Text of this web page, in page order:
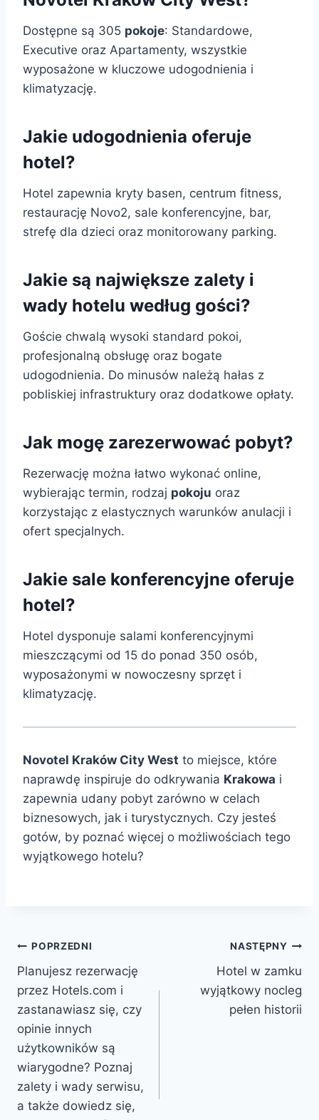
Dostępne są 305 pokoje: Standardowe,
Executive oraz Apartamenty, wszystkie
wyposażone w kluczowe udogodnienia i
klimatyzację.
Jakie udogodnienia oferuje
hotel?
Hotel zapewnia kryty basen, centrum fitness,
restaurację Novo2, sale konferencyjne, bar,
strefę dla dzieci oraz monitorowany parking.
Jakie są największe zalety i
wady hotelu według gości?
Goście chwalą wysoki standard pokoi,
profesjonalną obsługę oraz bogate
udogodnienia. Do minusów należą hałas z
pobliskiej infrastruktury oraz dodatkowe opłaty.
Jak mogę zarezerwować pobyt?
Rezerwację można łatwo wykonać online,
wybierając termin, rodzaj pokoju oraz
korzystając z elastycznych warunków anulacji i
ofert specjalnych.
Jakie sale konferencyjne oferuje
hotel?
Hotel dysponuje salami konferencyjnymi
mieszczącymi od 15 do ponad 350 osób,
wyposażonymi w nowoczesny sprzęt i
klimatyzację.
Novotel Kraków City West to miejsce, które
naprawdę inspiruje do odkrywania Krakowa i
zapewnia udany pobyt zarówno w celach
biznesowych, jak i turystycznych. Czy jesteś
gotów, by poznać więcej o możliwościach tego
wyjątkowego hotelu?
Nawigacja
wpisu
POPRZEDNI
Planujesz rezerwację
przez Hotels.com i
zastanawiasz się, czy
opinie innych
użytkowników są
wiarygodne? Poznaj
zalety i wady serwisu,
a także dowiedz się,
NASTĘPNY
Hotel w zamku
wyjątkowy nocleg
pełen historii